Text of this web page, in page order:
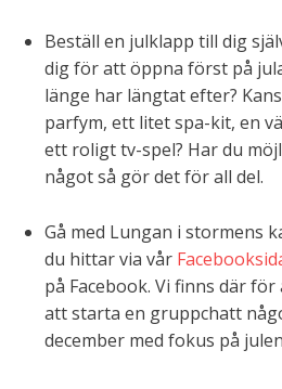
Beställ en julklapp till dig
dig för att öppna först på
länge har längtat efter?
parfym, ett litet spa-kit, en
ett roligt tv-spel? Har du
något så gör det för all del.
Gå med Lungan i stormens
du hittar via vår
på Facebook. Vi finns där
att starta en gruppchatt
december med fokus på